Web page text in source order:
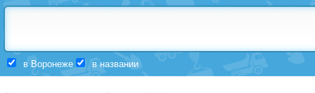
в Воронеже в названии